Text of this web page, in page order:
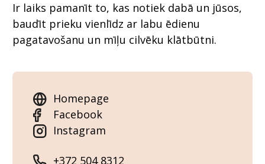
Ir laiks pamanīt to, kas notiek dabā un jūsos,
baudīt prieku vienlīdz ar labu ēdienu
pagatavošanu un mīļu cilvēku klātbūtni.
Homepage
Facebook
Instagram
+372 504 8312